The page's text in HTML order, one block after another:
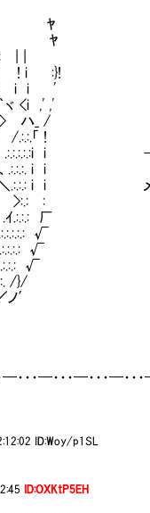
|
:}!
i i '
<i ,' ,'
_ /
「 !
まったく。
i i
取る癖を付
:
厂
√
√
√
/}/
′
━・・・━・・・━・・・━・
ID:Woy/p1SL
ID:OXKtP5EH